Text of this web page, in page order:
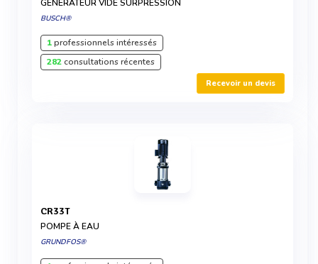
GÉNÉRATEUR VIDE SURPRESSION
BUSCH®
1professionnels intéressés
282consultations récentes
Recevoir un devis
CR33T
POMPE À EAU
GRUNDFOS®